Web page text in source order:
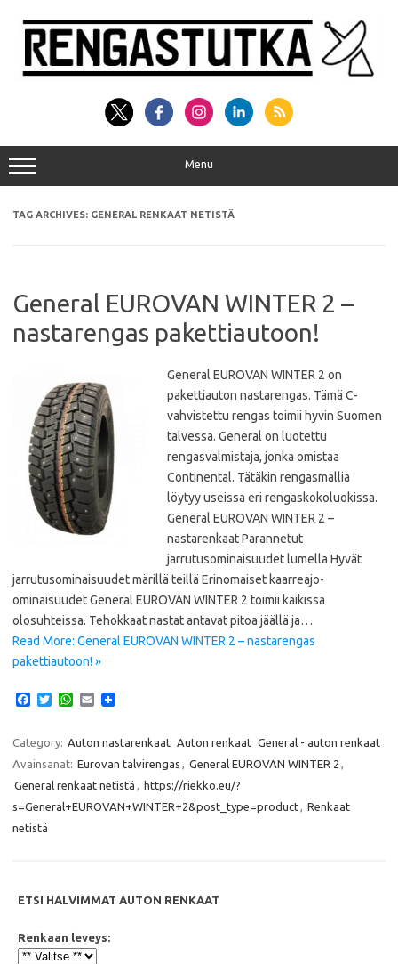
content
Menu
TAG ARCHIVES: GENERAL RENKAAT NETISTÄ
General EUROVAN WINTER 2 –
nastarengas pakettiautoon!
General EUROVAN WINTER 2 on
pakettiauton nastarengas. Tämä C-
vahvistettu rengas toimii hyvin Suomen
talvessa. General on luotettu
rengasvalmistaja, jonka omistaa
Continental. Tätäkin rengasmallia
löytyy useissa eri rengaskokoluokissa.
General EUROVAN WINTER 2 –
nastarenkaat Parannetut
jarrutusominaisuudet lumella Hyvät
jarrutusominaisuudet märillä teillä Erinomaiset kaarreajo-
ominaisuudet General EUROVAN WINTER 2 toimii kaikissa
olosuhteissa. Tehokkaat nastat antavat pitoa jäällä ja…
Read More: General EUROVAN WINTER 2 – nastarengas
pakettiautoon! »
e
b
o
o
k
T
t
e
r
W
t
s
A
p
p
E
i
Category: Auton nastarenkaat Auton renkaat General - auton renkaat
Avainsanat: Eurovan talvirengas General EUROVAN WINTER 2
General renkaat netistä
https://riekko.eu/?
s=General+EUROVAN+WINTER+2&post_type=product
Renkaat
netistä
ETSI HALVIMMAT AUTON RENKAAT
Renkaan leveys: